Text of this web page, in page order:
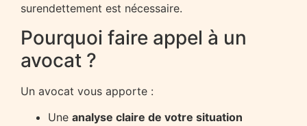
surendettement est nécessaire.
Pourquoi faire appel à un
avocat ?
Un avocat vous apporte :
Une analyse claire de votre situation